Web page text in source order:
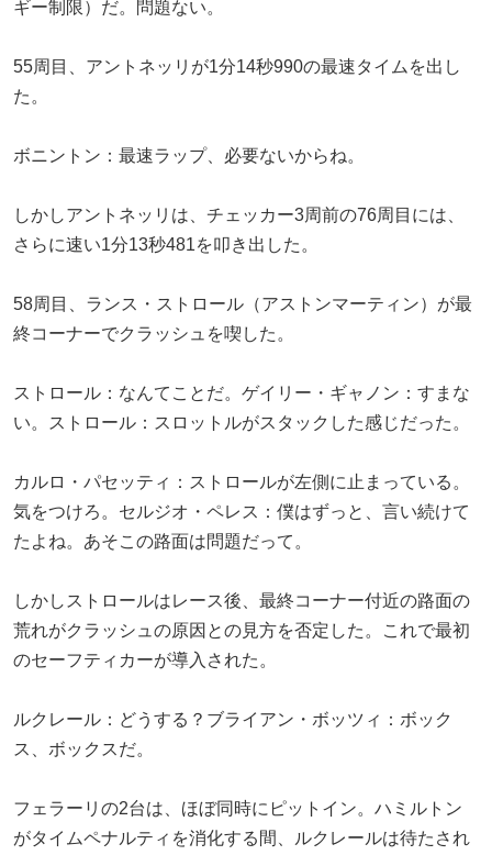
ギー制限）だ。問題ない。
55周目、アントネッリが1分14秒990の最速タイムを出し
た。
ボニントン：最速ラップ、必要ないからね。
しかしアントネッリは、チェッカー3周前の76周目には、
さらに速い1分13秒481を叩き出した。
58周目、ランス・ストロール（アストンマーティン）が最
終コーナーでクラッシュを喫した。
ストロール：なんてことだ。ゲイリー・ギャノン：すまな
い。ストロール：スロットルがスタックした感じだった。
カルロ・パセッティ：ストロールが左側に止まっている。
気をつけろ。セルジオ・ペレス：僕はずっと、言い続けて
たよね。あそこの路面は問題だって。
しかしストロールはレース後、最終コーナー付近の路面の
荒れがクラッシュの原因との見方を否定した。これで最初
のセーフティカーが導入された。
ルクレール：どうする？ブライアン・ボッツィ：ボック
ス、ボックスだ。
フェラーリの2台は、ほぼ同時にピットイン。ハミルトン
がタイムペナルティを消化する間、ルクレールは待たされ